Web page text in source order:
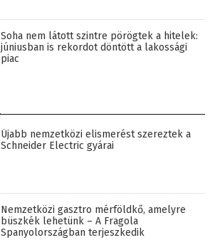
Soha nem látott szintre pörögtek a hitelek:
júniusban is rekordot döntött a lakossági
piac
Újabb nemzetközi elismerést szereztek a
Schneider Electric gyárai
Nemzetközi gasztro mérföldkő, amelyre
büszkék lehetünk – A Fragola
Spanyolországban terjeszkedik